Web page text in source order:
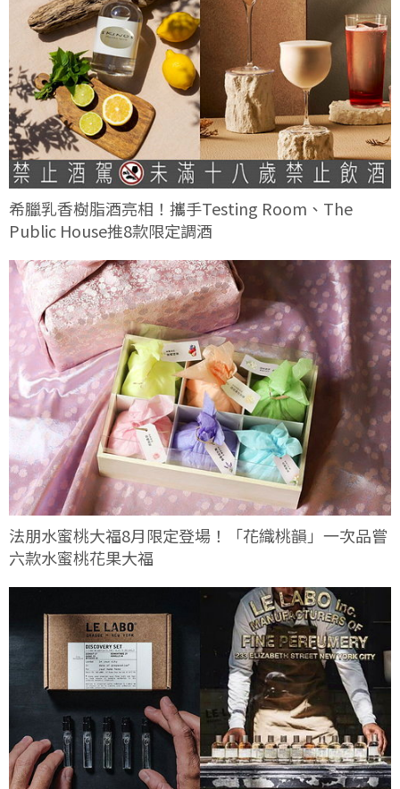
希臘乳香樹脂酒亮相！攜手Testing Room、The
Public House推8款限定調酒
法朋水蜜桃大福8月限定登場！「花織桃韻」一次品嘗
六款水蜜桃花果大福